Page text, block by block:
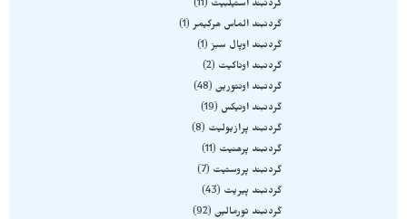
گردنبند استیلبیت
11
گردنبند الماس هرکیمر
1
گردنبند اوپال سبز
1
گردنبند اوناکیت
2
گردنبند اونتورین 48
گردنبند اونیکس
19
گردنبند پرازیولیت
8
گردنبند پرهنیت
11
گردنبند پروستیت
7
گردنبند پیریت
43
گردنبند تورمالین 92